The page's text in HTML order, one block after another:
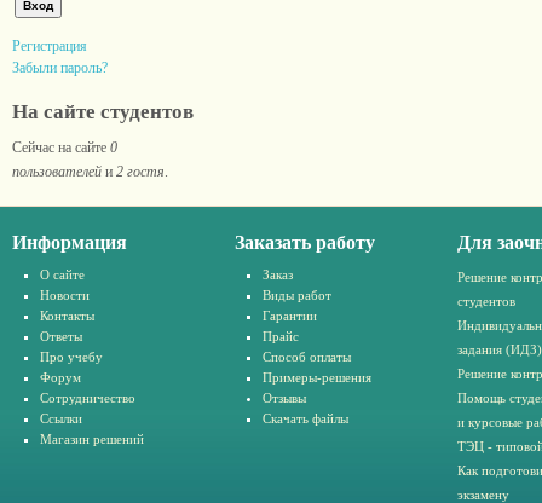
Регистрация
Забыли пароль?
На сайте студентов
Сейчас на сайте 0
пользователей и 2 гостя
Информация
О сайте
Новости
Контакты
Ответы
Про учебу
Форум
Сотрудничество
Ссылки
Магазин решений
Заказать работу
Заказ
Виды работ
Гарантии
Прайс
Способ оплаты
Примеры-решения
Отзывы
Скачать файлы
Для
Решение
студентов
задания (ИДЗ)
Решение
Помощь
и курсовые
ТЭЦ -
Как
экзамену